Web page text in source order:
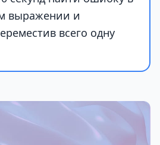
выражении и
всего одну